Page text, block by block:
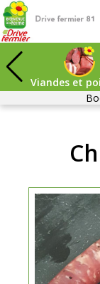
Viandes et